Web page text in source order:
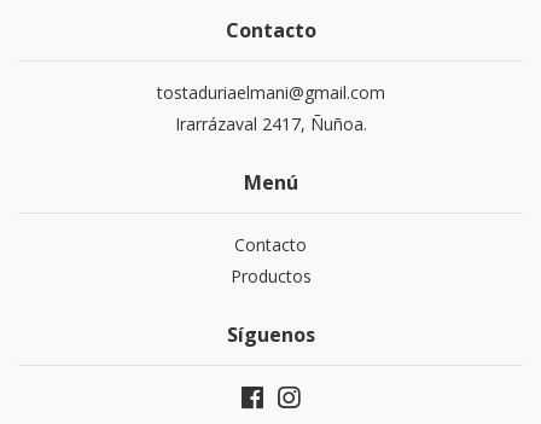
Contacto
tostaduriaelmani@gmail.com
Irarrázaval 2417, Ñuñoa.
Menú
Contacto
Productos
Síguenos